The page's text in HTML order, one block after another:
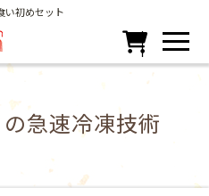
い初めセット

急速冷凍技術